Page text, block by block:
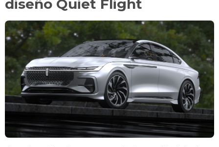
diseño Quiet Flight